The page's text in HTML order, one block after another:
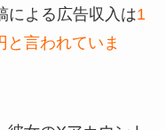
による広告収入は1
と言われていま